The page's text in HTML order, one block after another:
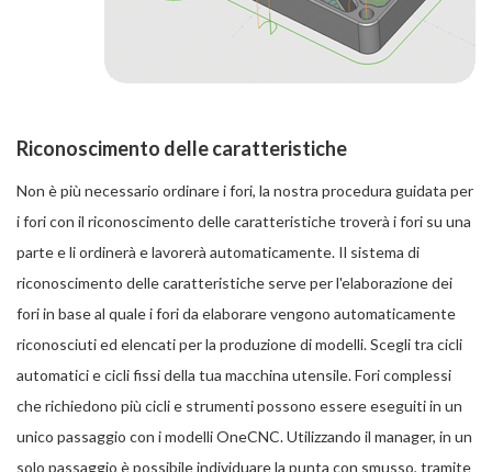
Riconoscimento delle caratteristiche
Non è più necessario ordinare i fori, la nostra procedura guidata per
i fori con il riconoscimento delle caratteristiche troverà i fori su una
parte e li ordinerà e lavorerà automaticamente. Il sistema di
riconoscimento delle caratteristiche serve per l'elaborazione dei
fori in base al quale i fori da elaborare vengono automaticamente
riconosciuti ed elencati per la produzione di modelli. Scegli tra cicli
automatici e cicli fissi della tua macchina utensile. Fori complessi
che richiedono più cicli e strumenti possono essere eseguiti in un
unico passaggio con i modelli OneCNC. Utilizzando il manager, in un
solo passaggio è possibile individuare la punta con smusso, tramite